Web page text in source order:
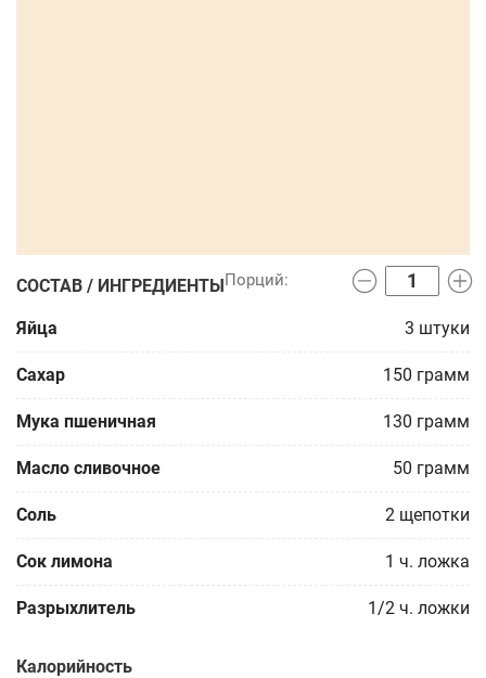
СОСТАВ / ИНГРЕДИЕНТЫ
Яйца 3 штуки
Сахар 150 грамм
Мука пшеничная 130 грамм
Масло сливочное 50 грамм
Соль 2 щепотки
Сок лимона 1 ч. ложка
Разрыхлитель 1/2 ч. ложки
Калорийность